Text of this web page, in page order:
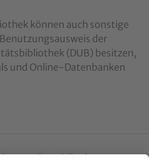
können auch sonstige
der
(DUB) besitzen,
und Online-Datenbanken
Universität Linz